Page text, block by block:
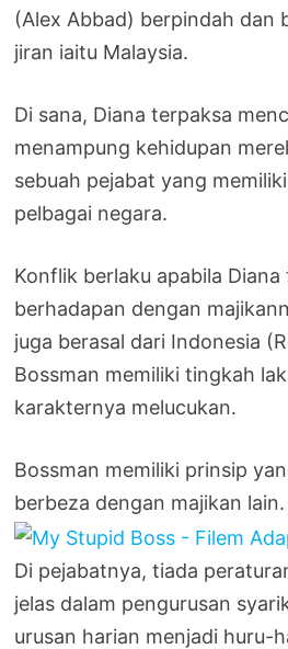
(Alex Abbad) berpindah dan
jiran iaitu Malaysia.
Di sana, Diana terpaksa
menampung kehidupan
sebuah pejabat yang
pelbagai negara.
Konflik berlaku apabila Diana
berhadapan dengan
juga berasal dari Indonesia
Bossman memiliki tingkah
karakternya melucukan.
Bossman memiliki prinsip
berbeza dengan majikan lain.
Di pejabatnya, tiada
jelas dalam pengurusan
urusan harian menjadi huru-